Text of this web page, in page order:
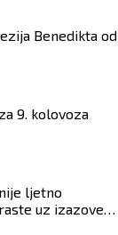
Benedikta od
9. kolovoza
ljetno
uz izazove